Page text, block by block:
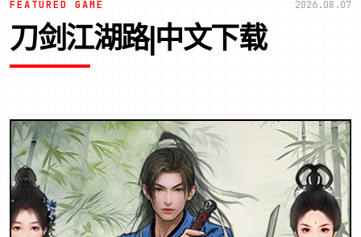
FEATURED GAME 2026.08.07
刀剑江湖路|中文下载